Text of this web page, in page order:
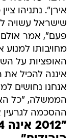
אירן". נתניהו
שישראל עשויה
פעם", אמר אולם
מחויבותו למנוע
האופציות על
איננה להכיל את
אנחנו נחושים
הממשלה, "כל
ההסכמה לגרעין